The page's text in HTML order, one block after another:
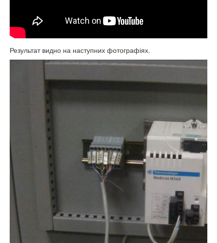
Результат видно на наступних фотографіях.